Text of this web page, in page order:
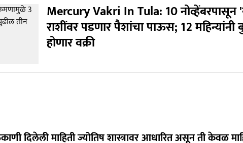
Mercury Vakri In Tula: 10 नोव्हेंबरपासून
राशींवर पडणार पैशांचा पाऊस; 12 महिन्यांनी
होणार वक्री
दिलेली माहिती ज्योतिष शास्त्रावर आधारित असून ती केवळ